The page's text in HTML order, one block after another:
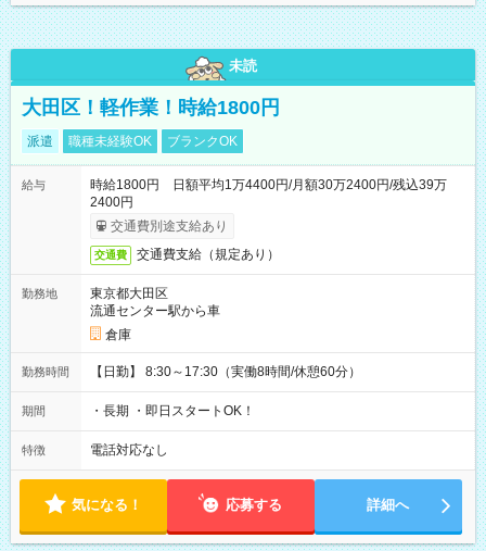
未読
大田区！軽作業！時給1800円
派遣 職種未経験OK ブランクOK
給与
時給1800円 日額平均1万4400円/月額30万2400円/残込39万
2400円
交通費別途支給あり
交通費 交通費支給（規定あり）
勤務地
東京都大田区
流通センター駅から車
倉庫
勤務時間 【日勤】 8:30～17:30（実働8時間/休憩60分）
期間 ・長期 ・即日スタートOK！
特徴 電話対応なし
気になる！ 応募する 詳細へ